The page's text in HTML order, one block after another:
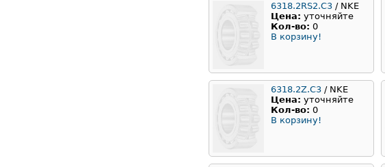
6318.2RS2.C3 / NKE
Цена: уточняйте
Кол-во: 0
В корзину!
6318.2Z.C3 / NKE
Цена: уточняйте
Кол-во: 0
В корзину!